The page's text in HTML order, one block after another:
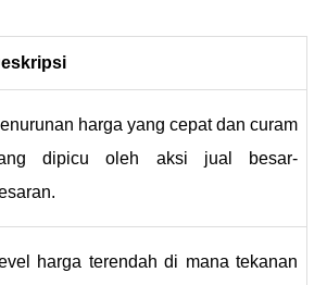
harga yang cepat dan curam
dipicu oleh aksi jual besar-
harga terendah di mana tekanan